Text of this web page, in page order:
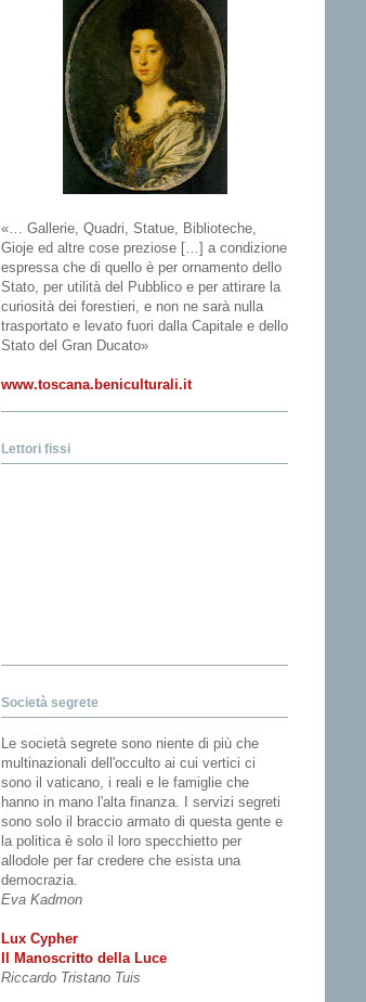
«… Gallerie, Quadri, Statue, Biblioteche,
Gioje ed altre cose preziose […] a condizione
espressa che di quello è per ornamento dello
Stato, per utilità del Pubblico e per attirare la
curiosità dei forestieri, e non ne sarà nulla
trasportato e levato fuori dalla Capitale e dello
Stato del Gran Ducato»
www.toscana.beniculturali.it
Lettori fissi
Società segrete
Le società segrete sono niente di più che
multinazionali dell'occulto ai cui vertici ci
sono il vaticano, i reali e le famiglie che
hanno in mano l'alta finanza. I servizi segreti
sono solo il braccio armato di questa gente e
la politica è solo il loro specchietto per
allodole per far credere che esista una
democrazia.
Eva Kadmon
Lux Cypher
Il Manoscritto della Luce
Riccardo Tristano Tuis